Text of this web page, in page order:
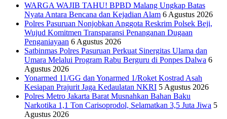
WARGA WAJIB TAHU! BPBD Malang Ungkap Batas
Nyata Antara Bencana dan Kejadian Alam 6 Agustus 2026
Polres Pasuruan Nonjobkan Anggota Reskrim Polsek Beji,
Wujud Komitmen Transparansi Penanganan Dugaan
Penganiayaan 6 Agustus 2026
Satbinmas Polres Pasuruan Perkuat Sinergitas Ulama dan
Umara Melalui Program Rabu Berguru di Ponpes Dalwa 6
Agustus 2026
Yonarmed 11/GG dan Yonarmed 1/Roket Kostrad Asah
Kesiapan Prajurit Jaga Kedaulatan NKRI 5 Agustus 2026
Polres Metro Jakarta Barat Musnahkan Bahan Baku
Narkotika 1,1 Ton Carisoprodol, Selamatkan 3,5 Juta Jiwa 5
Agustus 2026